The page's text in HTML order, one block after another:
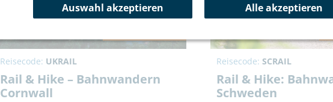
Reisecode: UKRAIL
Rail & Hike – Bahnwandern
Cornwall
Reisecode: SCRAIL
Rail & Hike:
Schweden
Auswahl akzeptieren Alle akzeptieren